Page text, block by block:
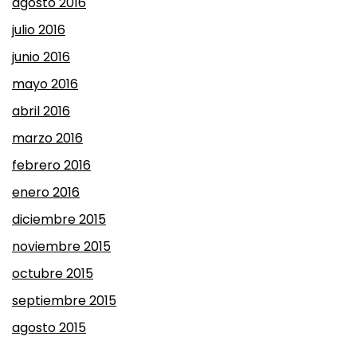
julio 2016
junio 2016
mayo 2016
abril 2016
marzo 2016
febrero 2016
enero 2016
diciembre 2015
noviembre 2015
octubre 2015
septiembre 2015
agosto 2015